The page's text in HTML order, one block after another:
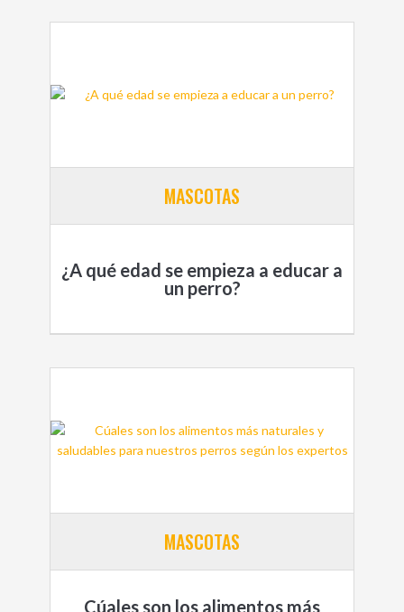
MASCOTAS
¿A qué edad se empieza a educar a
un perro?
MASCOTAS
Cúales son los alimentos más